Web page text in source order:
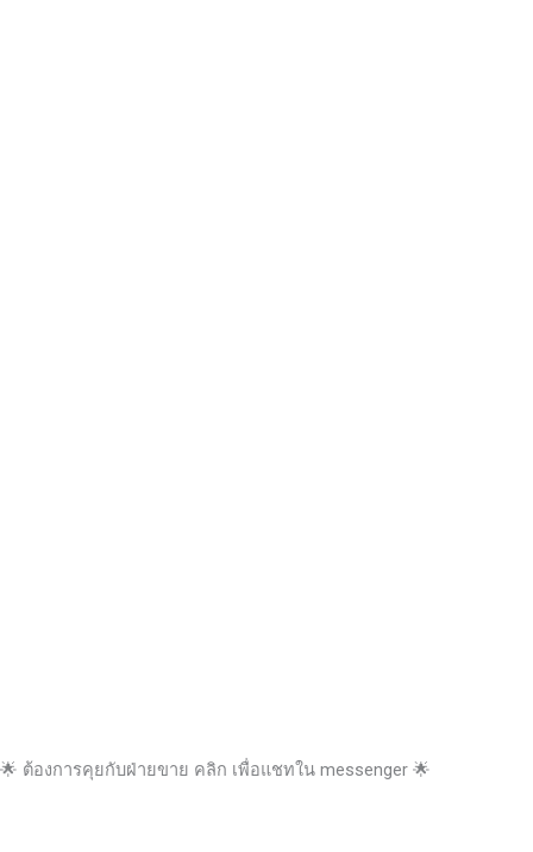
🌟 ต้องการคุยกับฝ่ายขาย คลิก เพื่อแชทใน messenger 🌟